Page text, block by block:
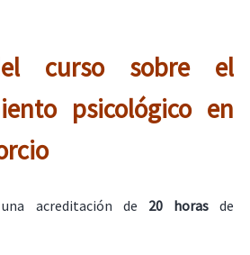
curso sobre el
psicológico en
acreditación de 20 horasde